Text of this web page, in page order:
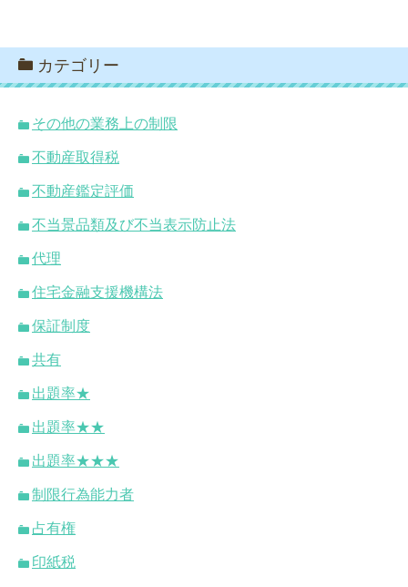
カテゴリー
その他の業務上の制限
不動産取得税
不動産鑑定評価
不当景品類及び不当表示防止法
代理
住宅金融支援機構法
保証制度
共有
出題率★
出題率★★
出題率★★★
制限行為能力者
占有権
印紙税